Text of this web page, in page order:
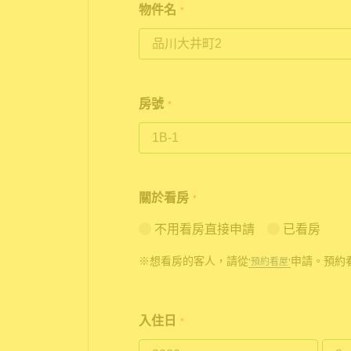
物件名 *
房號 *
關於看房 *
不用看房直接申請 已看房
※想看房的客人，請從'預約看屋'申請。預約
入住日 *